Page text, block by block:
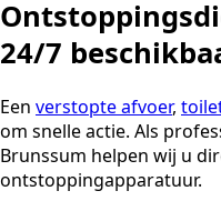
24/7
Een verstopte afvoer,
om snelle actie. Als
Brunssum helpen wij u
ontstoppingapparatuur.